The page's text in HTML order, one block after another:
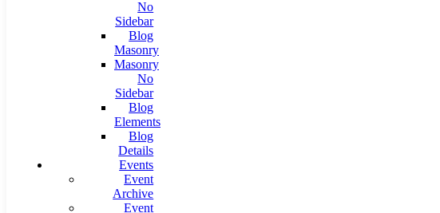
No
Sidebar
Blog
Masonry
Masonry
No
Sidebar
Blog
Elements
Blog
Details
Events
Event
Archive
Event